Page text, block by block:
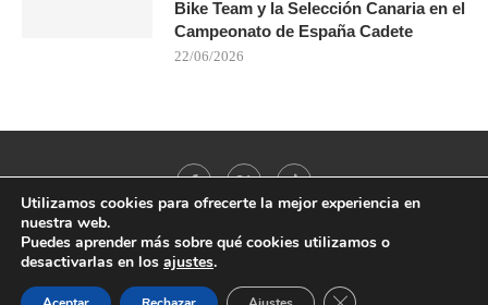
Bike Team y la Selección Canaria en el
Campeonato de España Cadete
22/06/2026
@2021 - All Right Reserved. Designed and Developed by
Utilizamos cookies para ofrecerte la mejor experiencia en
nuestra web.
Puedes aprender más sobre qué cookies utilizamos o
desactivarlas en los ajustes.
CERRAR EL